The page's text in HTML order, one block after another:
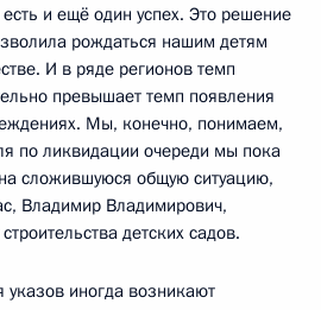
и ещё один успех. Это решение
рождаться нашим детям
И в ряде регионов темп
превышает темп появления
Мы, конечно, понимаем,
по ликвидации очереди мы пока
сложившуюся общую ситуацию,
Владимир Владимирович,
детских садов.
иногда возникают